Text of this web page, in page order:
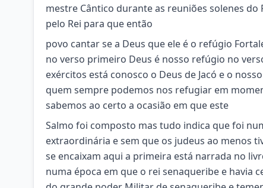
mestre Cântico durante as reuniões solenes
pelo Rei para que então
povo cantar se a Deus que ele é o refúgio
no verso primeiro Deus é nosso refúgio no
exércitos está conosco o Deus de Jacó e o
quem sempre podemos nos refugiar em
sabemos ao certo a ocasião em que este
Salmo foi composto mas tudo indica que foi
extraordinária e sem que os judeus ao menos
se encaixam aqui a primeira está narrada no
numa época em que o rei senaqueribe e havia